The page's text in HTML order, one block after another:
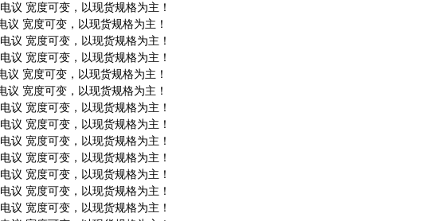
议 宽度可变，以现货规格为主！
议 宽度可变，以现货规格为主！
议 宽度可变，以现货规格为主！
议 宽度可变，以现货规格为主！
议 宽度可变，以现货规格为主！
议 宽度可变，以现货规格为主！
议 宽度可变，以现货规格为主！
议 宽度可变，以现货规格为主！
议 宽度可变，以现货规格为主！
议 宽度可变，以现货规格为主！
议 宽度可变，以现货规格为主！
议 宽度可变，以现货规格为主！
议 宽度可变，以现货规格为主！